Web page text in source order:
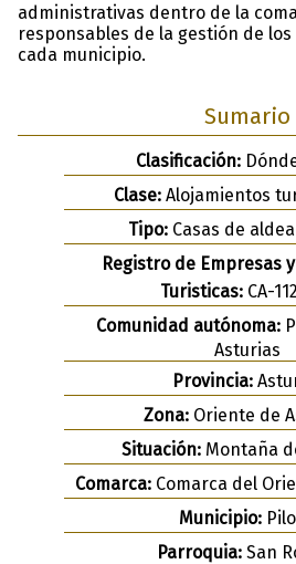
administrativas dentro de la
responsables de la gestión de
cada municipio.
Sumario
Clasificación:
Clase: Alojamientos
Tipo:Casas de
Registro de Empresas
Turisticas:CA-
Comunidad autónoma:
Asturias
Provincia:
Zona: Oriente de
Situación:Montaña
Comarca: Comarca del
Municipio:
Parroquia:San